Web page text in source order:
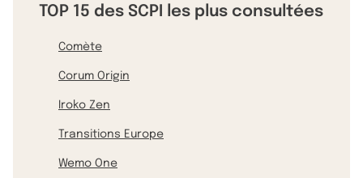
TOP 15 des SCPI les plus consultées
Comète
Corum Origin
Iroko Zen
Transitions Europe
Wemo One